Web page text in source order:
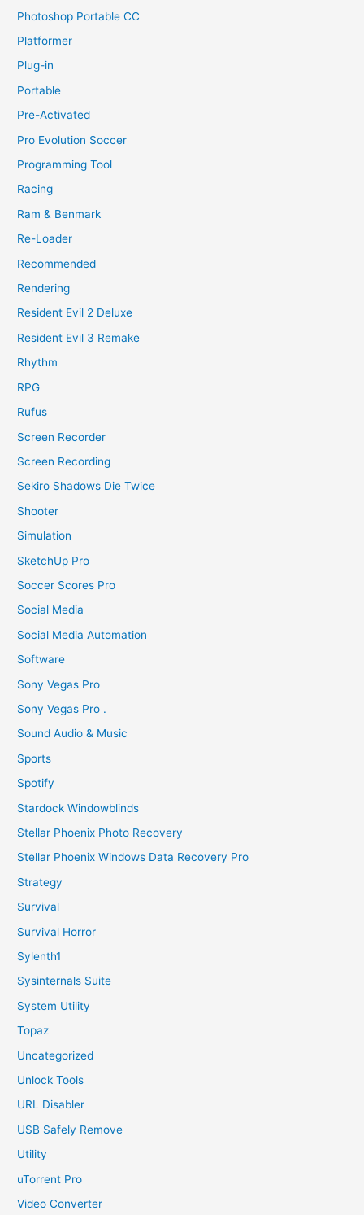
Photoshop Portable CC
Platformer
Plug-in
Portable
Pre-Activated
Pro Evolution Soccer
Programming Tool
Racing
Ram & Benmark
Re-Loader
Recommended
Rendering
Resident Evil 2 Deluxe
Resident Evil 3 Remake
Rhythm
RPG
Rufus
Screen Recorder
Screen Recording
Sekiro Shadows Die Twice
Shooter
Simulation
SketchUp Pro
Soccer Scores Pro
Social Media
Social Media Automation
Software
Sony Vegas Pro
Sony Vegas Pro .
Sound Audio & Music
Sports
Spotify
Stardock Windowblinds
Stellar Phoenix Photo Recovery
Stellar Phoenix Windows Data Recovery Pro
Strategy
Survival
Survival Horror
Sylenth1
Sysinternals Suite
System Utility
Topaz
Uncategorized
Unlock Tools
URL Disabler
USB Safely Remove
Utility
uTorrent Pro
Video Converter